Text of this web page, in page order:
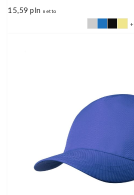
15,59 pln netto